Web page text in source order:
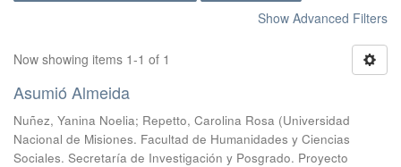
Show Advanced Filters
Now showing items 1-1 of 1
Asumió Almeida
Nuñez, Yanina Noelia; Repetto, Carolina Rosa (Universidad
Nacional de Misiones. Facultad de Humanidades y Ciencias
Sociales. Secretaría de Investigación y Posgrado. Proyecto